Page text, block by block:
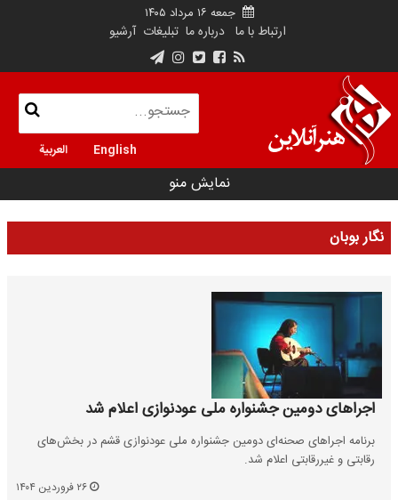
جمعه ۱۶ مرداد ۱۴۰۵
ارتباط با ما درباره ما تبلیغات آرشیو
English العربية
نمایش منو
نگار بوبان
اجراهای دومین جشنواره ملی عودنوازی اعلام شد
برنامه اجراهای صحنه‌ای دومین جشنواره ملی عودنوازی قشم در بخش‌های
رقابتی و غیررقابتی اعلام شد.